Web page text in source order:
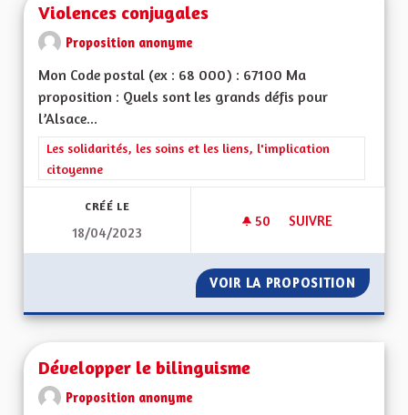
Violences conjugales
Proposition anonyme
Mon Code postal (ex : 68 000) : 67100 Ma
proposition : Quels sont les grands défis pour
l’Alsace...
Filtrer les résultats de la catégorie : Les solidarités, les soins
Les solidarités, les soins et les liens, l'implication
citoyenne
CRÉÉ LE
18/04/2023
50 50 ABONNÉS
SUIVRE
VOIR LA PROPOSITION
Développer le bilinguisme
Proposition anonyme